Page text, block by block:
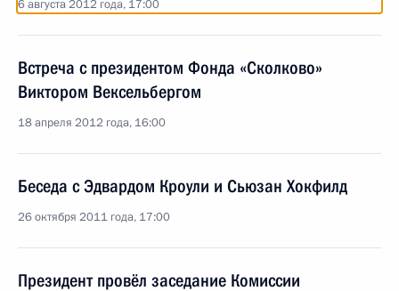
6 августа 2012 года, 17:00
Встреча с президентом Фонда «Сколково»
Виктором Вексельбергом
18 апреля 2012 года, 16:00
Беседа с Эдвардом Кроули и Сьюзан Хокфилд
26 октября 2011 года, 17:00
Президент провёл заседание Комиссии